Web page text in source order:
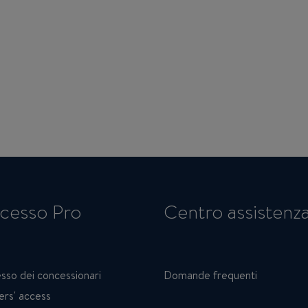
Pro
dei concessionari
access
Centro assistenza
Domande frequenti